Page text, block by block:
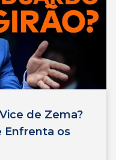
de Zema?
Enfrenta os